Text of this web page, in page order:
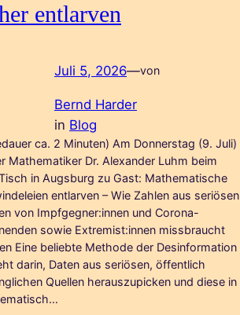
entlarven
Juli 5, 2026—von
Bernd Harder
in Blog
ca. 2 Minuten) Am Donnerstag (9. Juli)
Mathematiker Dr. Alexander Luhm beim
in Augsburg zu Gast: Mathematische
entlarven – Wie Zahlen aus seriösen
von Impfgegner:innen und Corona-
sowie Extremist:innen missbraucht
Eine beliebte Methode der Desinformation
darin, Daten aus seriösen, öffentlich
Quellen herauszupicken und diese in